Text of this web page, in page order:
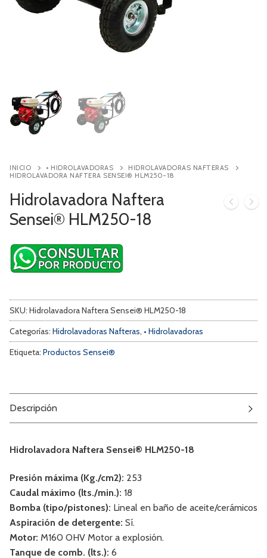
Contacto
INICIO • HIDROLAVADORAS
HIDROLAVADORAS NAFTERAS
HIDROLAVADORA NAFTERA SENSEI® HLM250-18
Hidrolavadora Naftera
Sensei® HLM250-18
SKU: Hidrolavadora Naftera Sensei® HLM250-18
Categorías: Hidrolavadoras Nafteras, • Hidrolavadoras
Etiqueta: Productos Sensei®
Descripción
Hidrolavadora Naftera Sensei® HLM250-18
Presión máxima (Kg./cm2): 253
Caudal máximo (lts./min.): 18
Bomba (tipo/pistones): Lineal en baño de aceite/cerámicos
Aspiración de detergente: Sí.
Motor: M160 OHV Motor a explosión.
Tanque de comb. (lts.): 6